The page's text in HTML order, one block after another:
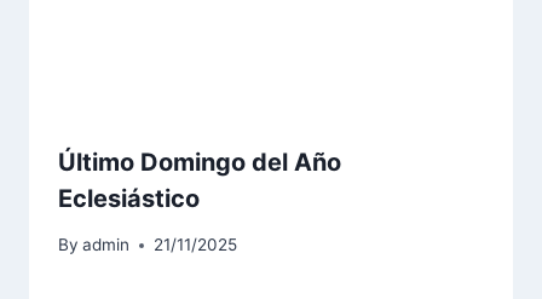
Último Domingo del Año
Eclesiástico
By admin 21/11/2025